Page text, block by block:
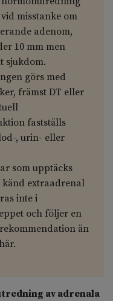
misstanke om
adenom,
10 mm men
sjukdom.
görs med
främst DT eller
fastställs
, urin- eller
som upptäcks
känd extraadrenal
inte i
och följer en
än
av adrenala